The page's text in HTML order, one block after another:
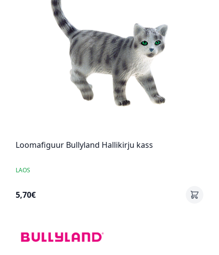
Loomafiguur Bullyland Hallikirju kass
LAOS
5,70€